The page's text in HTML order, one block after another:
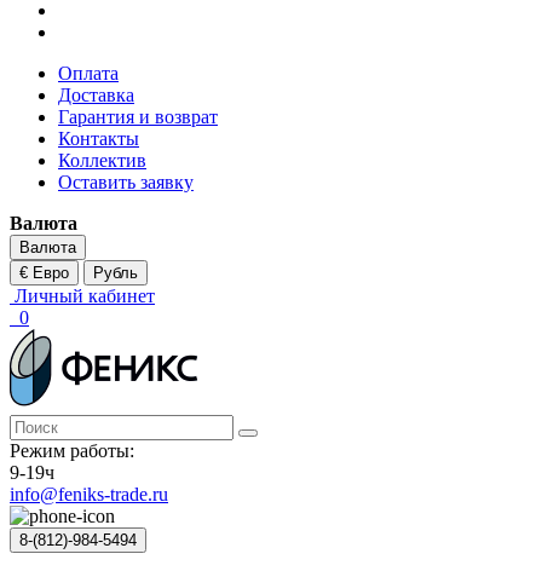
Оплата
Доставка
Гарантия и возврат
Контакты
Коллектив
Оставить заявку
Валюта
Валюта
€ Евро
Рубль
Личный кабинет
0
Режим работы:
9-19ч
info@feniks-trade.ru
8-(812)-984-5494